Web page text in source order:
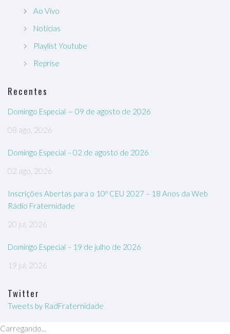
Ao Vivo
Notícias
Playlist Youtube
Reprise
Recentes
Domingo Especial — 09 de agosto de 2026
08 ago, 2026
Domingo Especial – 02 de agosto de 2026
02 ago, 2026
Inscrições Abertas para o 10º CEU 2027 – 18 Anos da Web
Rádio Fraternidade
20 jul, 2026
Domingo Especial – 19 de julho de 2026
19 jul, 2026
Twitter
Tweets by RadFraternidade
Carregando...